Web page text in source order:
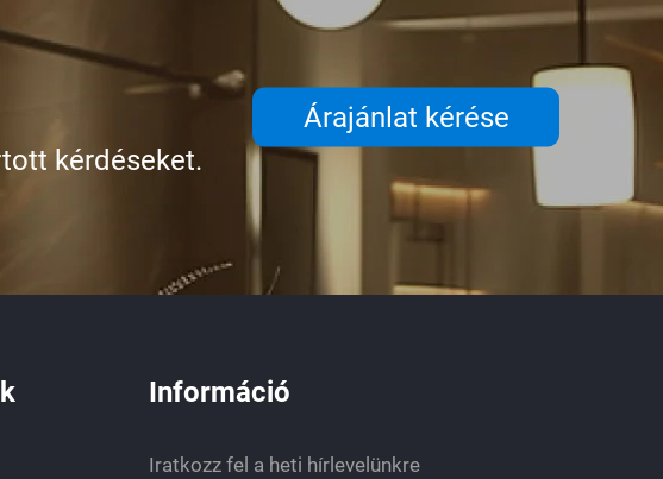
kérdéseket.
Árajánlat kérése
Információ
Iratkozz fel a heti hírlevelünkre